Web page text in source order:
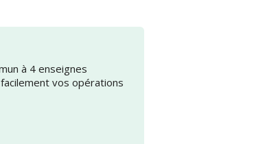
à 4 enseignes
vos opérations